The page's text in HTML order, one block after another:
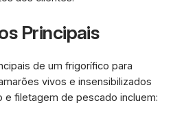
Principais
de um frigorífico para
vivos e insensibilizados
e filetagem de pescado incluem: